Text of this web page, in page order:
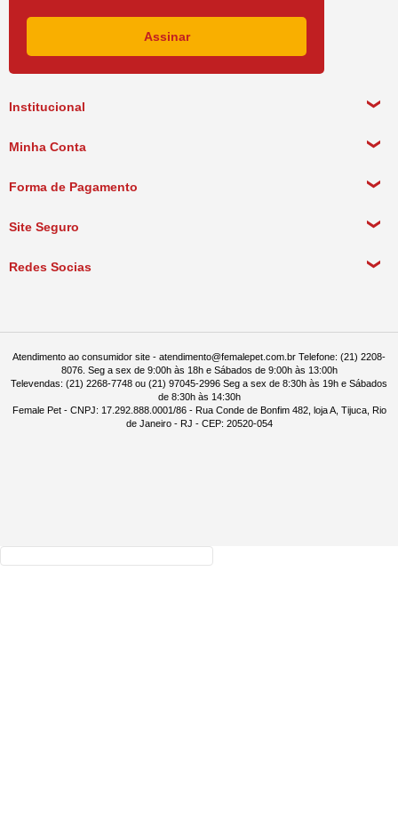
Institucional
Política de Pagamento
Política de Entrega
Minha Conta
Forma de Pagamento
Site Seguro
Redes Socias
Atendimento ao consumidor site - atendimento@femalepet.com.br Telefone: (21) 2208-
8076. Seg a sex de 9:00h às 18h e Sábados de 9:00h às 13:00h
Televendas: (21) 2268-7748 ou (21) 97045-2996 Seg a sex de 8:30h às 19h e Sábados
de 8:30h às 14:30h
Female Pet - CNPJ: 17.292.888.0001/86 - Rua Conde de Bonfim 482, loja A, Tijuca, Rio
de Janeiro - RJ - CEP: 20520-054